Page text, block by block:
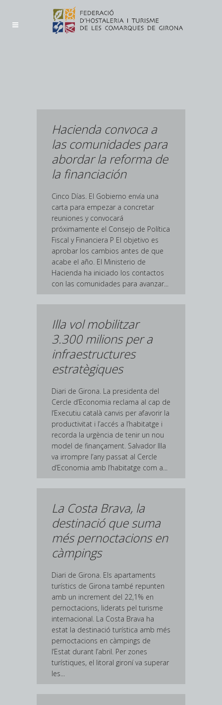
Hacienda convoca a
las comunidades para
abordar la reforma de
la financiación
Cinco Días. El Gobierno envía una
carta para empezar a concretar
reuniones y convocará
próximamente el Consejo de Política
Fiscal y Financiera P El objetivo es
aprobar los cambios antes de que
acabe el año. El Ministerio de
Hacienda ha iniciado los contactos
con las comunidades para avanzar...
Illa vol mobilitzar
3.300 milions per a
infraestructures
estratègiques
Diari de Girona. La presidenta del
Cercle d’Economia reclama al cap de
l’Executiu català canvis per afavorir la
productivitat i l’accés a l’habitatge i
recorda la urgència de tenir un nou
model de finançament. Salvador Illa
va irrompre l’any passat al Cercle
d’Economia amb l’habitatge com a...
La Costa Brava, la
destinació que suma
més pernoctacions en
càmpings
Diari de Girona. Els apartaments
turístics de Girona també repunten
amb un increment del 22,1% en
pernoctacions, liderats pel turisme
internacional. La Costa Brava ha
estat la destinació turística amb més
pernoctacions en càmpings de
l’Estat durant l’abril. Per zones
turístiques, el litoral gironí va superar
les...